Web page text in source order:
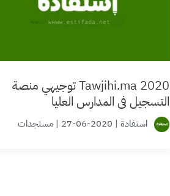
Tawjihi.ma 2020 توجيهي منصة
التسجيل في المدارس العليا
استفادة |
2020-06-27
|مستجدات